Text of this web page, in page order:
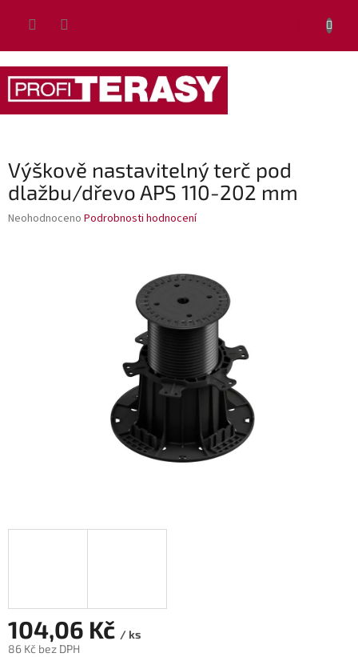
Výškově nastavitelný terč pod
dlažbu/dřevo APS 110-202 mm
Průměrné
Neohodnoceno Podrobnosti hodnocení
104,06 Kč / ks
86 Kč bez DPH